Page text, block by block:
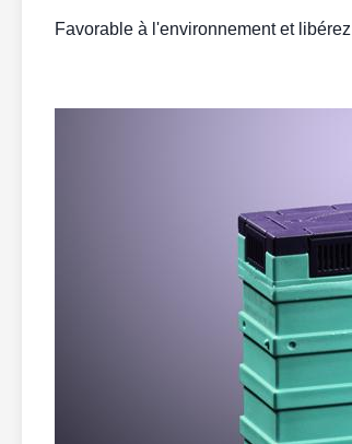
Favorable à l'environnement et